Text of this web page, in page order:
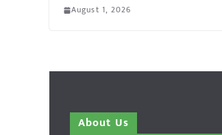
August 1, 2026
About Us